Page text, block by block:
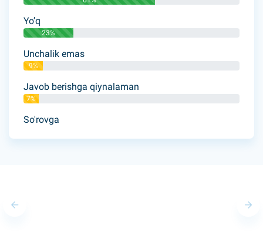
Yo’q
23%
Unchalik emas
9%
Javob berishga qiynalaman
7%
So'rovga